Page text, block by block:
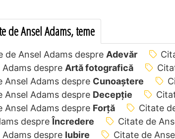
de Ansel Adams, teme
de Ansel Adams despre Adevăr
Adams despre Artă fotografică
Ansel Adams despre Cunoaștere
Ansel Adams despre Decepție
Ansel Adams despre Forță Citate
despre Încredere Citate de
Adams despre Iubire Citate de